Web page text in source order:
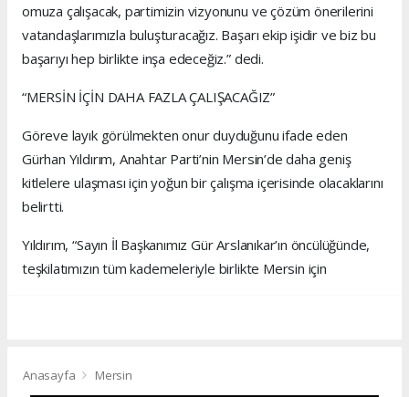
omuza çalışacak, partimizin vizyonunu ve çözüm önerilerini
vatandaşlarımızla buluşturacağız. Başarı ekip işidir ve biz bu
başarıyı hep birlikte inşa edeceğiz.” dedi.
“MERSİN İÇİN DAHA FAZLA ÇALIŞACAĞIZ”
Göreve layık görülmekten onur duyduğunu ifade eden
Gürhan Yıldırım, Anahtar Parti’nin Mersin’de daha geniş
kitlelere ulaşması için yoğun bir çalışma içerisinde olacaklarını
belirtti.
Yıldırım, “Sayın İl Başkanımız Gür Arslanıkar’ın öncülüğünde,
teşkilatımızın tüm kademeleriyle birlikte Mersin için
Anasayfa Mersin